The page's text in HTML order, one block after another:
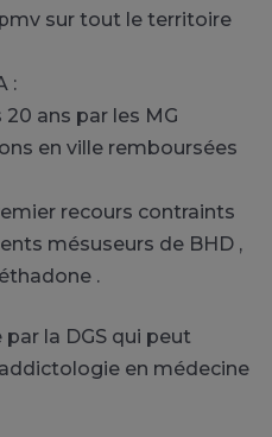
sur tout le territoire
:
ans par les MG
en ville remboursées
recours contraints
mésuseurs de BHD ,
.
la DGS qui peut
en médecine